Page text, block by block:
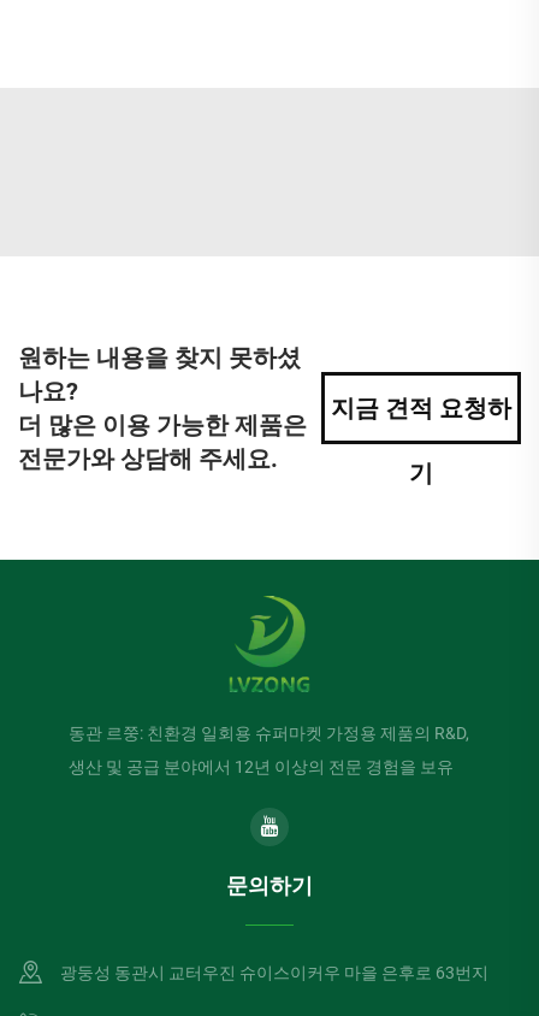
원하는 내용을 찾지 못하셨
나요?
더 많은 이용 가능한 제품은
전문가와 상담해 주세요.
지금 견적 요청하
기
동관 르쭝: 친환경 일회용 슈퍼마켓 가정용 제품의 R&D,
생산 및 공급 분야에서 12년 이상의 전문 경험을 보유
문의하기
광둥성 동관시 교터우진 슈이스이커우 마을 은후로 63번지